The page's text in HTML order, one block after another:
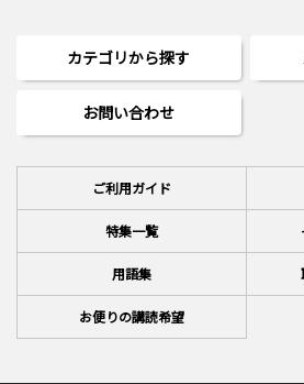
カテゴリから探す
お問い合わせ
ご利用ガイド
特集一覧
用語集
お便りの講読希望